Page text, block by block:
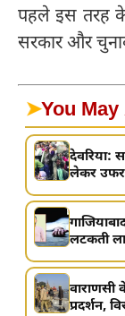
पहले इस तरह
सरकार और
➤You
देवरिया:
लेकर
लटकती
वाराणसी
प्रदर्शन,